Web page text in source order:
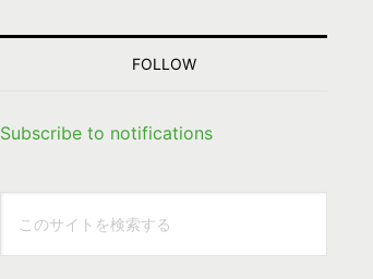
FOLLOW
Subscribe to notifications